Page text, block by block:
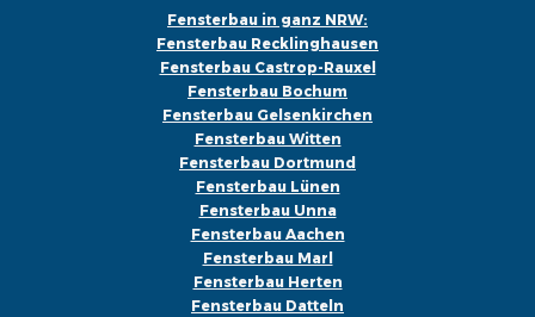
Fensterbau in ganz NRW:
Fensterbau Recklinghausen
Fensterbau Castrop-Rauxel
Fensterbau Bochum
Fensterbau Gelsenkirchen
Fensterbau Witten
Fensterbau Dortmund
Fensterbau Lünen
Fensterbau Unna
Fensterbau Aachen
Fensterbau Marl
Fensterbau Herten
Fensterbau Datteln